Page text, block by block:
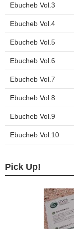
Ebucheb Vol.3
Ebucheb Vol.4
Ebucheb Vol.5
Ebucheb Vol.6
Ebucheb Vol.7
Ebucheb Vol.8
Ebucheb Vol.9
Ebucheb Vol.10
Pick Up!